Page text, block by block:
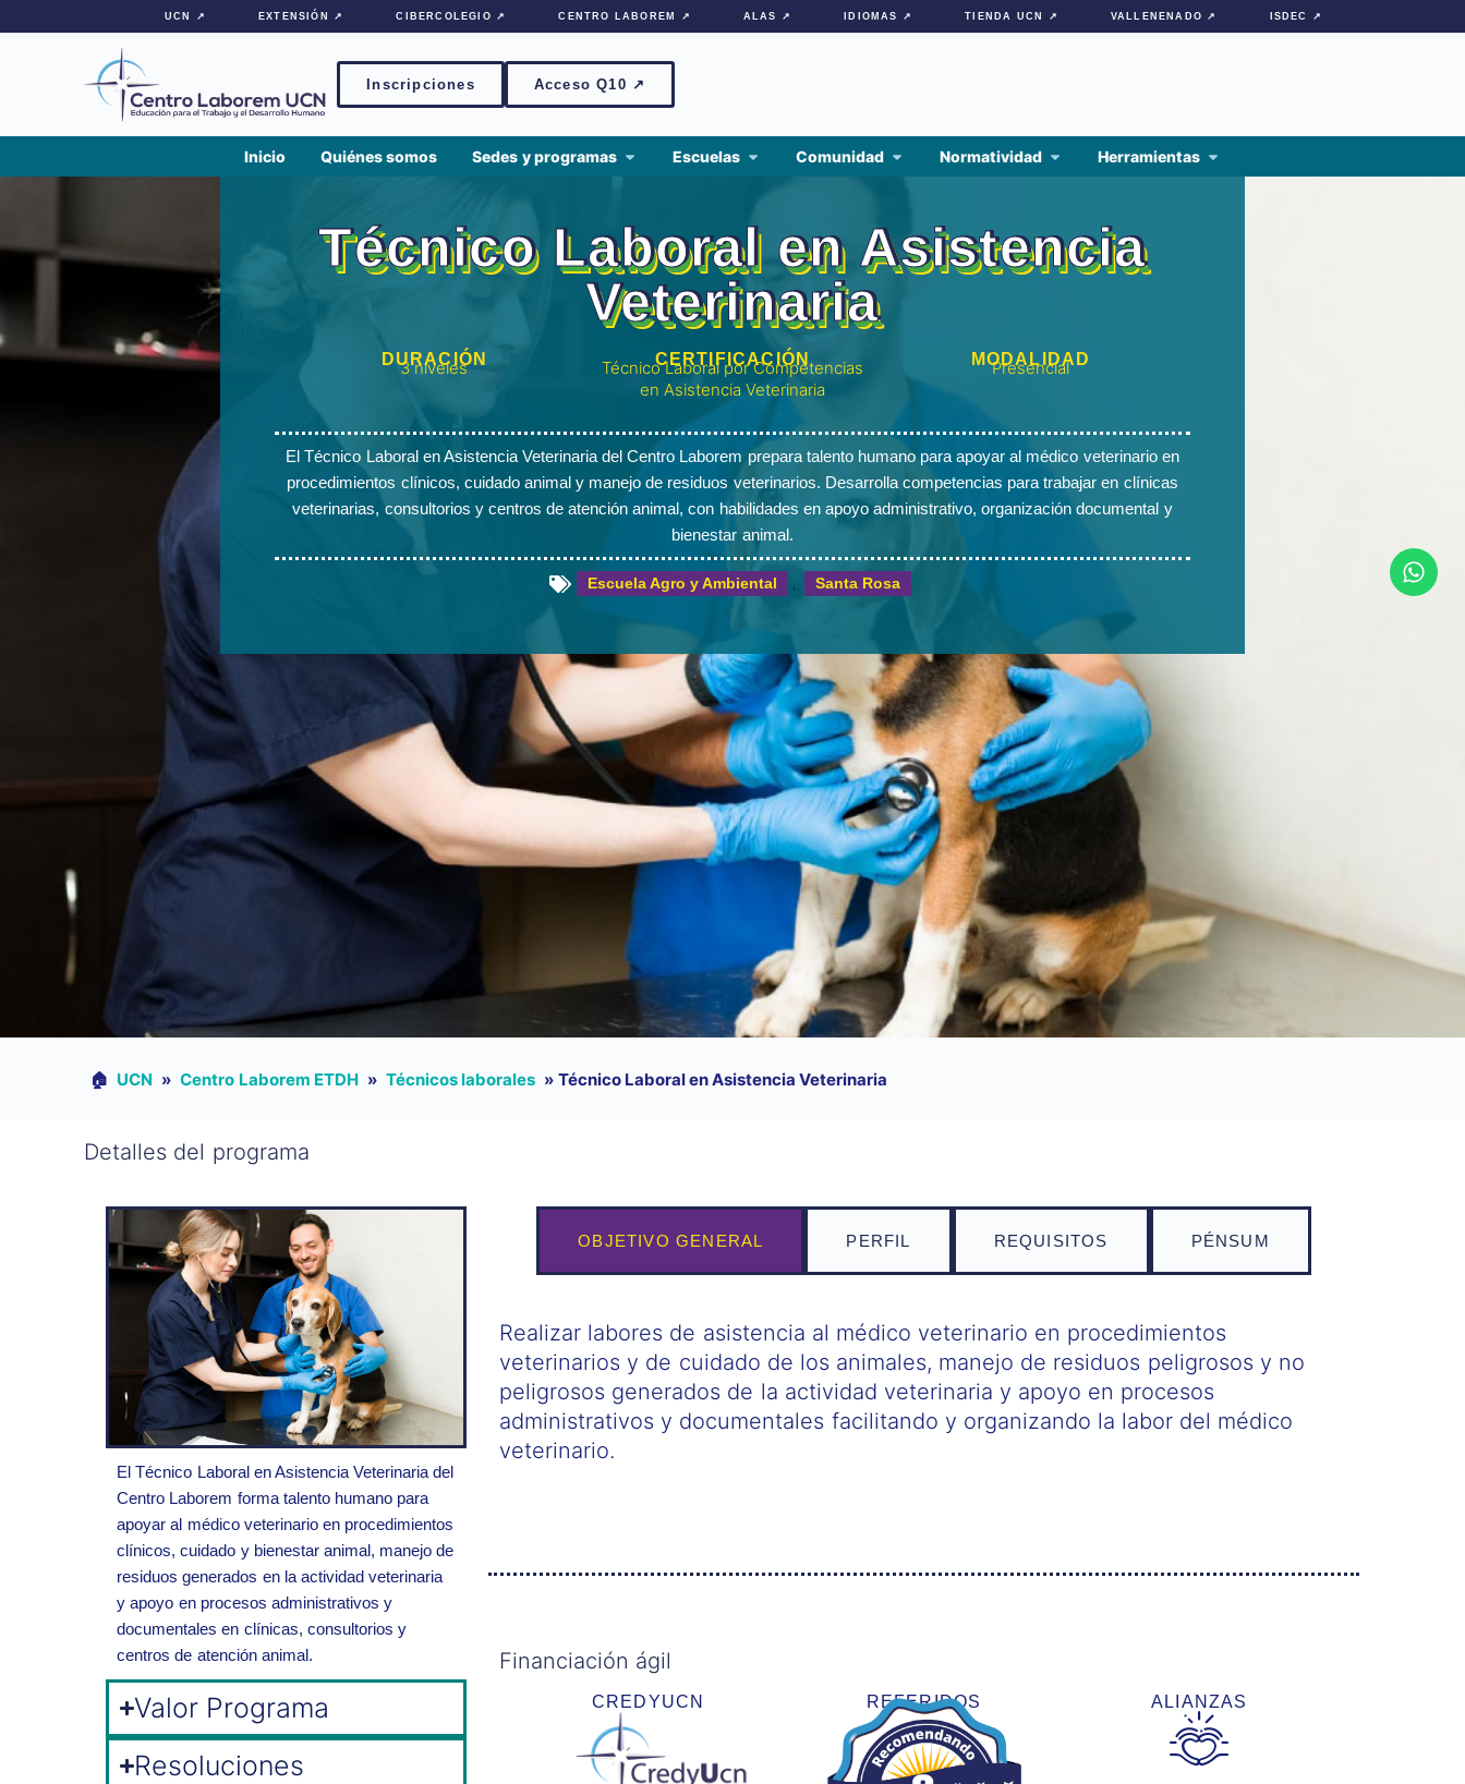
UCN ↗ EXTENSIÓN ↗ CIBERCOLEGIO ↗ CENTRO LABOREM ↗ ALAS ↗ IDIOMAS ↗ TIENDA UCN ↗ VALLENENADO ↗ ISDEC ↗
Inscripciones Acceso Q10 ↗
Inicio Quiénes somos Sedes y programas Escuelas Comunidad Normatividad Herramientas
Técnico Laboral en Asistencia
Veterinaria
DURACIÓN
3 niveles CERTIFICACIÓN
Técnico Laboral por Competencias
en Asistencia Veterinaria
MODALIDAD
Presencial
El Técnico Laboral en Asistencia Veterinaria del Centro Laborem prepara talento humano para apoyar al médico veterinario en
procedimientos clínicos, cuidado animal y manejo de residuos veterinarios. Desarrolla competencias para trabajar en clínicas
veterinarias, consultorios y centros de atención animal, con habilidades en apoyo administrativo, organización documental y
bienestar animal.
Escuela Agro y Ambiental Santa Rosa
🏠︎ UCN » Centro Laborem ETDH » Técnicos laborales » Técnico Laboral en Asistencia Veterinaria
Detalles del programa
OBJETIVO GENERAL PERFIL REQUISITOS PÉNSUM
Realizar labores de asistencia al médico veterinario en procedimientos
veterinarios y de cuidado de los animales, manejo de residuos peligrosos y no
peligrosos generados de la actividad veterinaria y apoyo en procesos
administrativos y documentales facilitando y organizando la labor del médico
veterinario.
Financiación ágil
CREDYUCN REFERIDOS ALIANZAS
El Técnico Laboral en Asistencia Veterinaria del
Centro Laborem forma talento humano para
apoyar al médico veterinario en procedimientos
clínicos, cuidado y bienestar animal, manejo de
residuos generados en la actividad veterinaria
y apoyo en procesos administrativos y
documentales en clínicas, consultorios y
centros de atención animal.
Valor Programa
Resoluciones